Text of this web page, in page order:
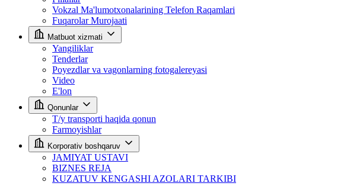
Vokzal Ma'lumotxonalarining Telefon Raqamlari
Fuqarolar Murojaati
Matbuot xizmati
Yangiliklar
Tenderlar
Poyezdlar va vagonlarning fotogalereyasi
Video
E'lon
Qonunlar
T/y transporti haqida qonun
Farmoyishlar
Korporativ boshqaruv
JAMIYAT USTAVI
BIZNES REJA
KUZATUV KENGASHI AZOLARI TARKIBI